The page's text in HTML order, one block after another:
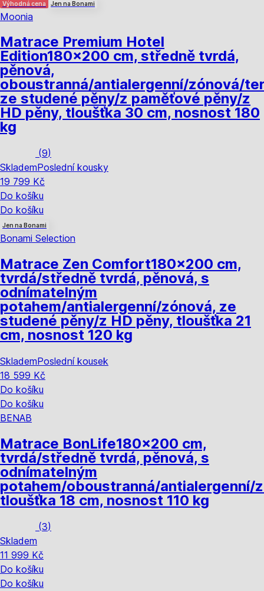
Výhodná cena Jen na Bonami
Moonia
Matrace Premium Hotel
Edition180x200 cm, středně tvrdá,
pěnová,
oboustranná/antialergenní/zónová/
ze studené pěny/z paměťové pěny/z
HD pěny, tloušťka 30 cm, nosnost 180
kg
(9)
SklademPoslední kousky
19 799 Kč
Do košíku
Do košíku
Jen na Bonami
Bonami Selection
Matrace Zen Comfort180x200 cm,
tvrdá/středně tvrdá, pěnová, s
odnímatelným
potahem/antialergenní/zónová, ze
studené pěny/z HD pěny, tloušťka 21
cm, nosnost 120 kg
SklademPoslední kousek
18 599 Kč
Do košíku
Do košíku
BENAB
Matrace BonLife180x200 cm,
tvrdá/středně tvrdá, pěnová, s
odnímatelným
potahem/oboustranná/antialergenní/
tloušťka 18 cm, nosnost 110 kg
(3)
Skladem
11 999 Kč
Do košíku
Do košíku